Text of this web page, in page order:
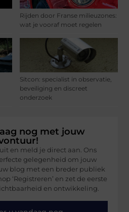
Rijden door Franse milieuzones:
wat je vooraf moet regelen
Sitcon: specialist in observatie,
beveiliging en discreet
onderzoek
nog met jouw
en meld je direct aan. Ons
gelegenheid om jouw
blog met een breder publiek
‘Registreren’ en zet de eerste
en ontwikkeling.